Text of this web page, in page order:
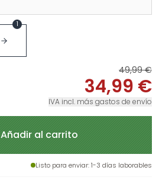
1
49,99 €
34,99 €
IVA incl. más gastos de envío
Añadir al carrito
Listo para enviar: 1-3 días laborables